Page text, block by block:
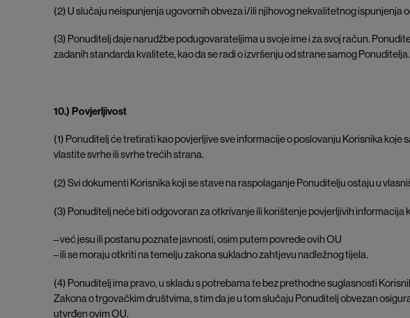
(2) U slučaju neispunjenja ugovornih obveza i/ili njihovog nekvalitetnog
(3) Ponuditelj daje narudžbe podugovarateljima u svoje ime i za svoj račun.
zadanih standarda kvalitete, kao da se radi o izvršenju od strane samog Ponuditelja.
10.) Povjerljivost
(1) Ponuditelj će tretirati kao povjerljive sve informacije o poslovanju Korisnika
vlastite svrhe ili svrhe trećih strana.
(2) Svi dokumenti Korisnika koji se stave na raspolaganje Ponuditelju ostaju u
(3) Ponuditelj neće biti odgovoran za otkrivanje ili korištenje povjerljivih informacija
– već jesu ili postanu poznate javnosti, osim putem povrede ovih OU
– ili se moraju otkriti na temelju zakona sukladno zahtjevu nadležnog tijela.
(4) Ponuditelj ima pravo, u skladu s potrebama te bez prethodne suglasnosti
Zakona o trgovačkim društvima, s tim da je u tom slučaju Ponuditelj obvezan
utvrđen ovim OU.